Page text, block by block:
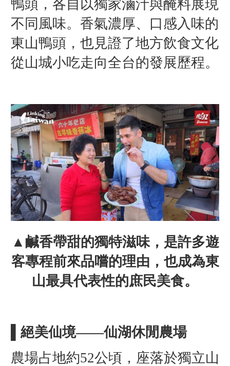
鴨頭，各自以獨家滷汁與醃料展現
不同風味。香氣濃厚、口感入味的
東山鴨頭，也見證了地方飲食文化
從山城小吃走向全台的發展歷程。
▲鹹香帶甜的獨特滋味，是許多遊
客專程前來品嚐的理由，也成為東
山最具代表性的庶民美食。
▌絕美仙境——仙湖休閒農場
農場占地約52公頃，座落於獨立山